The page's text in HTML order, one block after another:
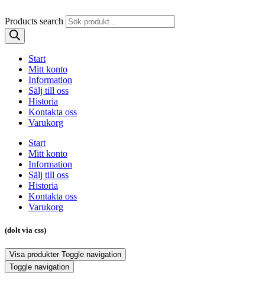
Products search
Start
Mitt konto
Information
Sälj till oss
Historia
Kontakta oss
Varukorg
Start
Mitt konto
Information
Sälj till oss
Historia
Kontakta oss
Varukorg
(dolt via css)
Visa produkter Toggle navigation
Toggle navigation